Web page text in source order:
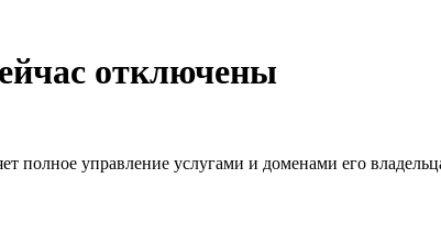
отключены
полное управление услугами и доменами его